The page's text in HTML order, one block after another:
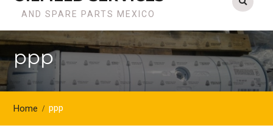
AND SPARE PARTS MEXICO
ppp
Home ppp